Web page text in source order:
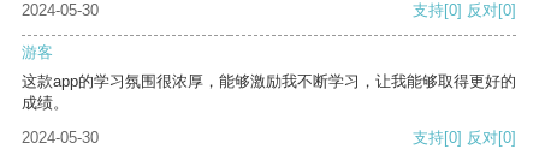
2024-05-30
支持[0] 反对[0]
游客
这款app的学习氛围很浓厚，能够激励我不断学习，让我能够取得更好的
成绩。
2024-05-30
支持[0] 反对[0]